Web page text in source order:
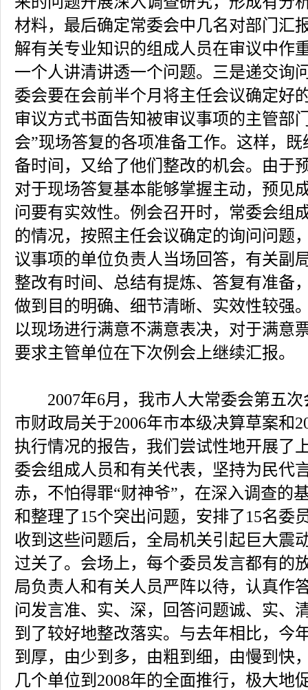
材料，最后确定常委会中几名对部门汇
解有关专业知识的组成人员在审议中作
一个人讲清讲透一个问题。三是递交询
委会要在会前半个月将主任会议确定好
审议方式书面告知被审议事项的主管部
会”现场答复的各项准备工作。这样，
备时间，又给了他们整改的机会。由于
对于现场答复基本能够掌握主动，预见
问要有实效性。例会召开时，常委会组
的情况，按照主任会议确定的询问问题
议事项的单位负责人当场回答，有关副
整改有时间、总结有提炼、答复有准备
做到目的明确、细节清晰、实效性较强
以现场进行满意不满意表决，对于满意
要求主管单位在下次例会上继续汇报。
2007年6月，我市人大常委会第五次
市财政局关于2006年市本级决算草案和
执行情况的报告，我们尝试性地开展了
委会组成人员和有关代表，坚持为民代
赤，不怕得罪“财神爷”，在深入调查的
和整理了15个突出问题，安排了15名委
收到这些问题后，全局机关引起巨大震
过关了。会场上，每个委员发言都有的
局负责人和有关人员严阵以待，认真作
问发言准、实、深，回答问题诚、实、
到了较好地整改落实。与去年相比，今
到厚，由少到多，由粗到细，由慢到快
几个单位到2008年的全面推行，极大地